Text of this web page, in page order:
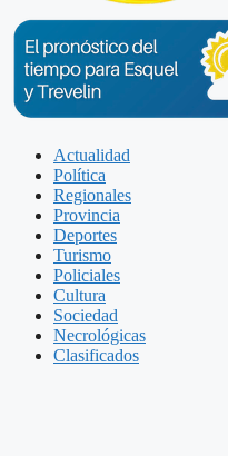
Actualidad
Política
Regionales
Provincia
Deportes
Turismo
Policiales
Cultura
Sociedad
Necrológicas
Clasificados